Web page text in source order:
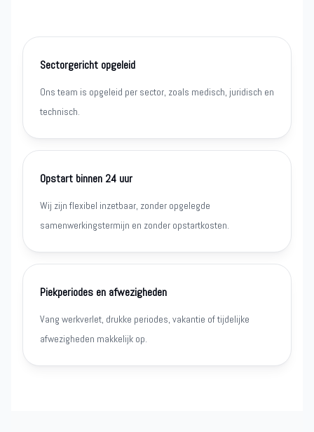
Sectorgericht opgeleid
Ons team is opgeleid per sector, zoals medisch, juridisch en
technisch.
Opstart binnen 24 uur
Wij zijn flexibel inzetbaar, zonder opgelegde
samenwerkingstermijn en zonder opstartkosten.
Piekperiodes en afwezigheden
Vang werkverlet, drukke periodes, vakantie of tijdelijke
afwezigheden makkelijk op.